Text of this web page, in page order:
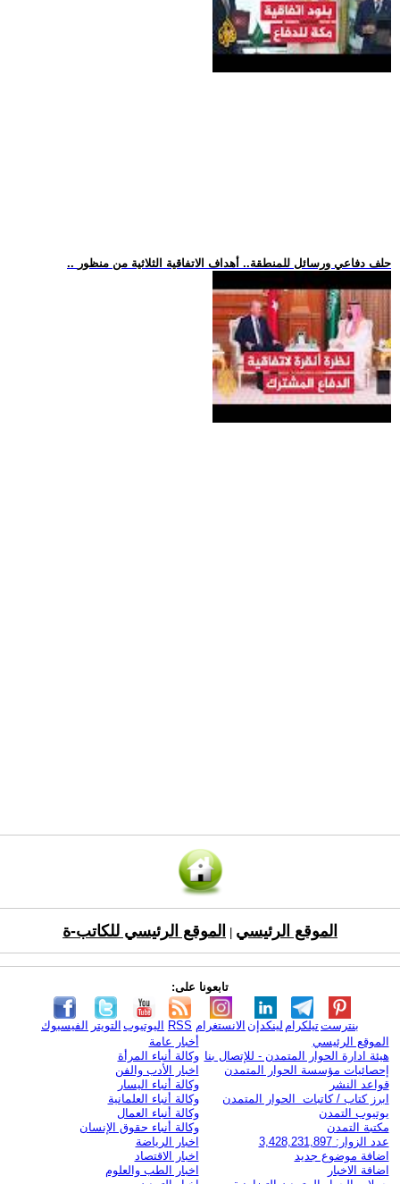
.. حلف دفاعي ورسائل للمنطقة.. أهداف الاتفاقية الثلاثية من منظور
الموقع الرئيسي الموقع الرئيسي للكاتب-ة
تابعونا على:
الفيسبوك التويتر اليوتيوب RSS الانستغرام لينكدإن تيلكرامبنترست
الموقع الرئيسي
هيئة ادارة الحوار المتمدن - للإتصال بنا
إحصائيات مؤسسة الحوار المتمدن
قواعد النشر
ابرز كتاب / كاتبات الحوار المتمدن
يوتيوب التمدن
مكتبة التمدن
عدد الزوار: 3,428,231,897
اضافة موضوع جديد
اضافة الاخبار
أخبار عامة
وكالة أنباء المرأة
اخبار الأدب والفن
وكالة أنباء اليسار
وكالة أنباء العلمانية
وكالة أنباء العمال
وكالة أنباء حقوق الإنسان
اخبار الرياضة
اخبار الاقتصاد
اخبار الطب والعلوم